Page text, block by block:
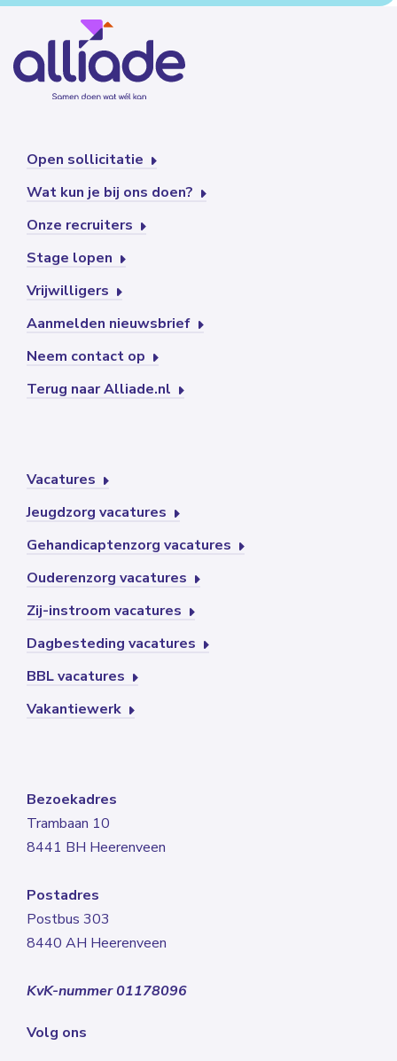
Open sollicitatie
Wat kun je bij ons doen?
Onze recruiters
Stage lopen
Vrijwilligers
Aanmelden nieuwsbrief
Neem contact op
Terug naar Alliade.nl
Vacatures
Jeugdzorg vacatures
Gehandicaptenzorg vacatures
Ouderenzorg vacatures
Zij-instroom vacatures
Dagbesteding vacatures
BBL vacatures
Vakantiewerk
Bezoekadres
Trambaan 10
8441 BH Heerenveen
Postadres
Postbus 303
8440 AH Heerenveen
KvK-nummer 01178096
Volg ons